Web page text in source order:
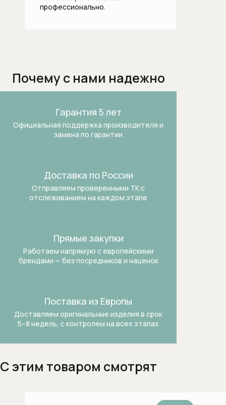
Гладильные машины
Духовые шкафы шириной 60 см
Индукционные варочные панели
Кофемашины
Моющие и чистящие средства
Моющие и чистящие средства для
посудомоечных машин
Моющие и чистящие средства для
стиральных машин
Отдельностоящие морозильники
профессионально.
Почему с нами надежно
Гарантия 5 лет
Официальная поддержка производителя и
замена по гарантии
Доставка по России
Отправляем проверенными ТКс
отслеживанием на каждом этапе
Прямые закупки
Работаем напрямую с европейскими
брендами — без посредников и наценок
Поставка из Европы
Доставляем оригинальные изделия в срок
5–8 недель, с контролем на всех этапах
С этим товаром смотрят